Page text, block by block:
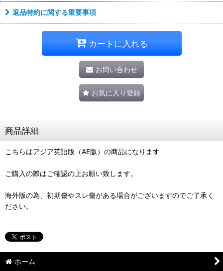
返品特約に関する重要事項
カートに入れる
お問い合わせ
お気に入り登録
商品詳細
こちらはアジア英語版（AE版）の商品になります
ご購入の際はご確認の上お願い致します。
海外版の為、初期傷やスレ傷がある場合がございますのでご了承く
ださい。
ホーム